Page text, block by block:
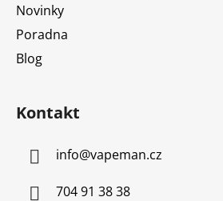
Novinky
Poradna
Blog
Kontakt
info@vapeman.cz
704 91 38 38